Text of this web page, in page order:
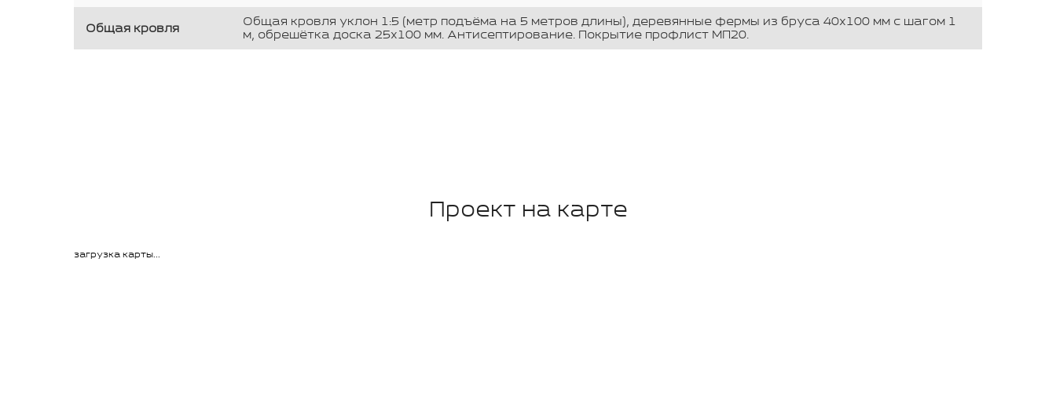
Общая кровля
Общая кровля уклон 1:5 (метр подъёма на 5 метров длины), деревянные фермы из бруса 40х100 мм с шагом 1
м, обрешётка доска 25х100 мм. Антисептирование. Покрытие профлист МП20.
Проект на карте
загрузка карты...